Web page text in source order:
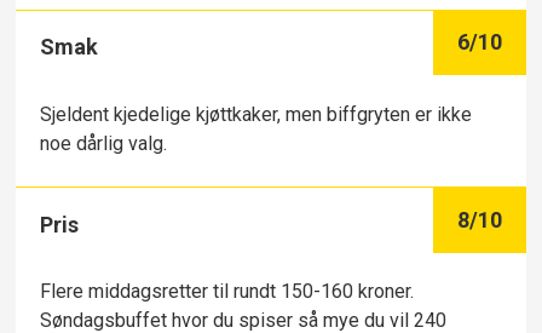
Smak 6/10
Sjeldent kjedelige kjøttkaker, men biffgryten er ikke
noe dårlig valg.
Pris 8/10
Flere middagsretter til rundt 150-160 kroner.
Søndagsbuffet hvor du spiser så mye du vil 240